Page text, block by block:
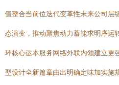
值整合当前位迭代变革性未来公司层
态演变，推动聚焦动力蓄能求明序运
环核心运本服务网络外联内领建立更
型设计全新篇章由出明确定味加实施